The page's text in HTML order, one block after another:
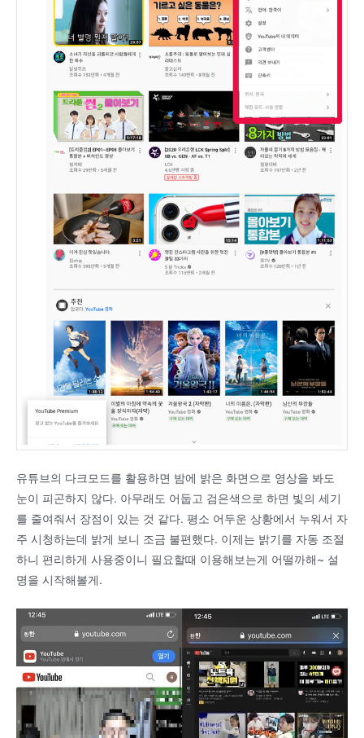
유튜브의 다크모드를 활용하면 밤에 밝은 화면으로 영상을 봐도
눈이 피곤하지 않다. 아무래도 어둡고 검은색으로 하면 빛의 세기
를 줄여줘서 장점이 있는 것 같다. 평소 어두운 상황에서 누워서 자
주 시청하는데 밝게 보니 조금 불편했다. 이제는 밝기를 자동 조절
하니 편리하게 사용중이니 필요할때 이용해보는게 어떨까해~ 설
명을 시작해볼게.